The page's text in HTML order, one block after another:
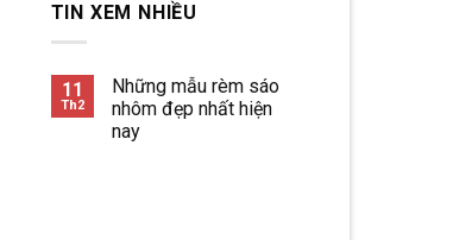
TIN XEM NHIỀU
11
Th2
Những mẫu rèm sáo
nhôm đẹp nhất hiện
nay